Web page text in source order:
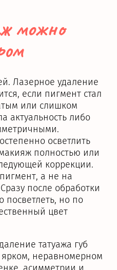
можно
Лазерное удаление
если пигмент стал
или слишком
актуальность либо
осветлить
полностью или
коррекции.
а не на
после обработки
посветлеть, но по
цвет
татуажа губ
неравномерном